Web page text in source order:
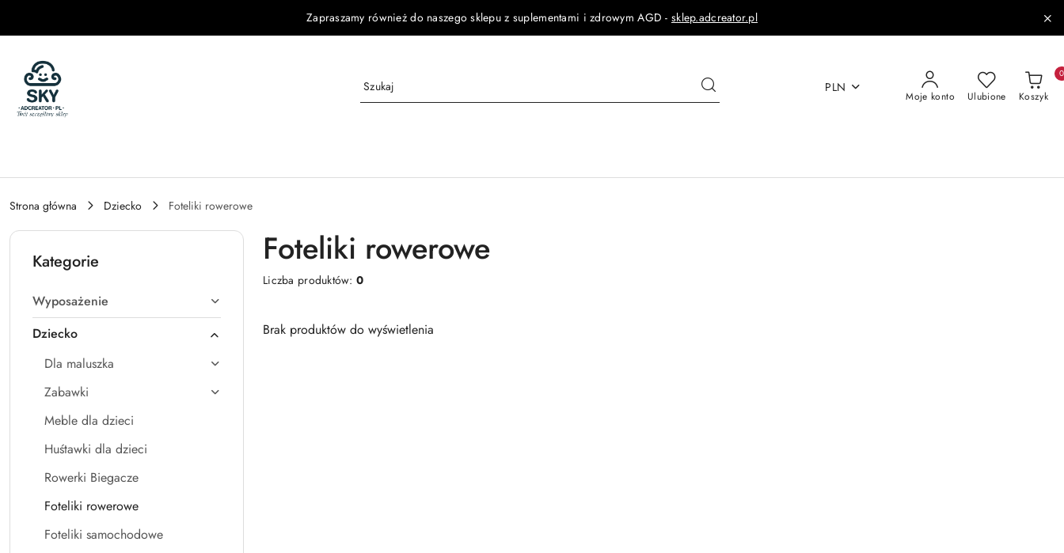
Zapraszamy również do naszego sklepu z suplementami i zdrowym AGD - sklep.adcreator.pl
PLN
Moje konto Ulubione Koszyk
0
Strona główna Dziecko Foteliki rowerowe
Kategorie
Wyposażenie
Dziecko
Dla maluszka
Zabawki
Meble dla dzieci
Huśtawki dla dzieci
Rowerki Biegacze
Foteliki rowerowe
Foteliki samochodowe
Foteliki rowerowe
Liczba produktów:0
Brak produktów do wyświetlenia